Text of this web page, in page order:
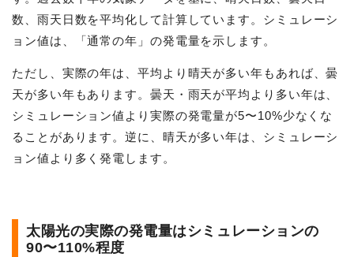
数、雨天日数を平均化して計算しています。シミュレーシ
ョン値は、「通常の年」の発電量を示します。
ただし、実際の年は、平均より晴天が多い年もあれば、曇
天が多い年もあります。曇天・雨天が平均より多い年は、
シミュレーション値より実際の発電量が5〜10%少なくな
ることがあります。逆に、晴天が多い年は、シミュレーシ
ョン値より多く発電します。
太陽光の実際の発電量はシミュレーションの
90〜110%程度